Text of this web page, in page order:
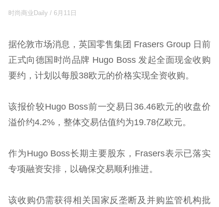
时尚商业Daily / 6月11日
据伦敦市场消息，英国零售集团 Frasers Group 日前
正式向德国时尚品牌 Hugo Boss 发起全面现金收购
要约，计划以每股38欧元的价格实现全资收购。
该报价较Hugo Boss前一交易日36.46欧元的收盘价
溢价约4.2%，整体交易估值约为19.78亿欧元。
作为Hugo Boss长期主要股东，Frasers表示已落实
专项融资安排，以确保交易顺利推进。
该收购仍需获得相关国家反垄断及并购监管机构批